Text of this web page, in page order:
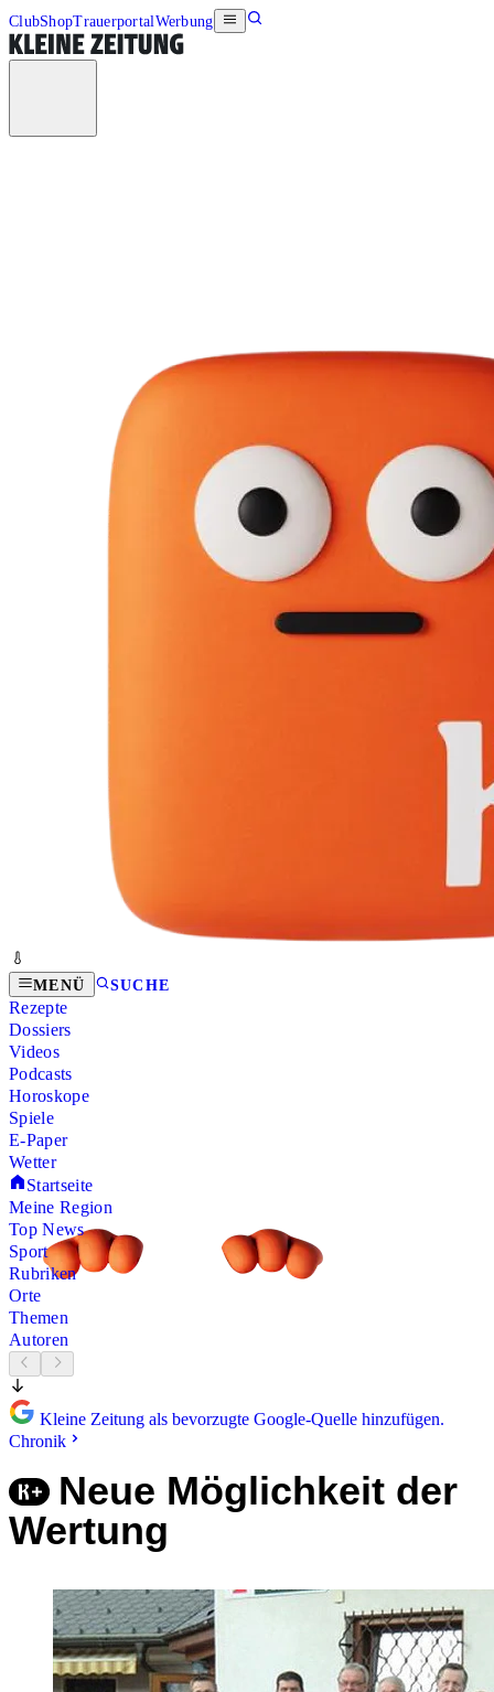
ClubShopTrauerportalWerbung
MENÜ SUCHE
Rezepte
Dossiers
Videos
Podcasts
Horoskope
Spiele
E-Paper
Wetter
Startseite
Meine Region
Top News
Sport
Rubriken
Orte
Themen
Autoren
Kleine Zeitung als bevorzugte Google-Quelle hinzufügen.
Chronik
Neue Möglichkeit der
Wertung